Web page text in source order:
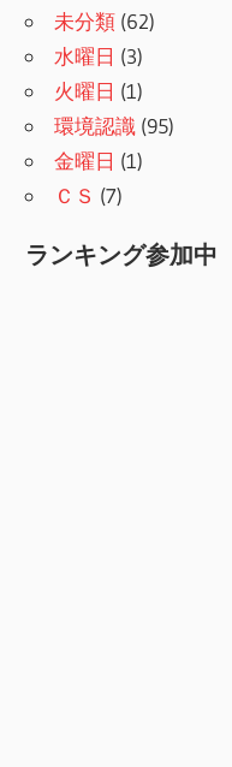
未分類 (62)
水曜日 (3)
火曜日 (1)
環境認識 (95)
金曜日 (1)
ＣＳ (7)
ランキング参加中